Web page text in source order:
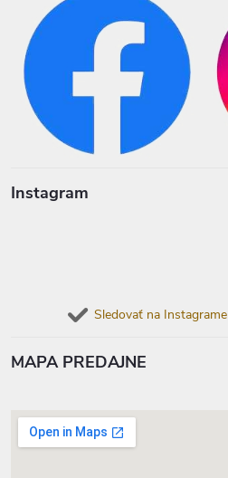
Instagram
Sledovať na Instagrame
MAPA PREDAJNE